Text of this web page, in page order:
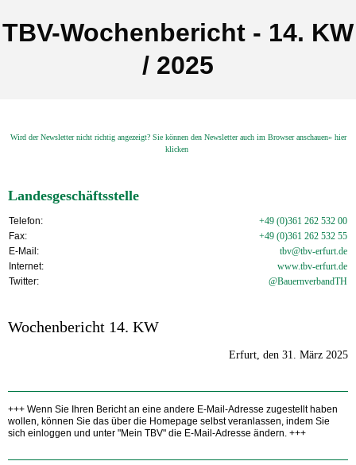
TBV-Wochenbericht - 14. KW
/ 2025
Wird der Newsletter nicht richtig angezeigt? Sie können den Newsletter auch im Browser anschauen» hier
klicken
Landesgeschäftsstelle
Telefon:
+49 (0)361 262 532 00
Fax:
+49 (0)361 262 532 55
E-Mail:
tbv@tbv-erfurt.de
Internet:
www.tbv-erfurt.de
Twitter:
@BauernverbandTH
Wochenbericht 14. KW
Erfurt, den 31. März 2025
+++ Wenn Sie Ihren Bericht an eine andere E-Mail-Adresse zugestellt haben
wollen, können Sie das über die Homepage selbst veranlassen, indem Sie
sich einloggen und unter "Mein TBV" die E-Mail-Adresse ändern. +++